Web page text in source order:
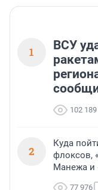
1
ВСУ
102 189
2
Куда
флоксов,
Манежа и
77 976